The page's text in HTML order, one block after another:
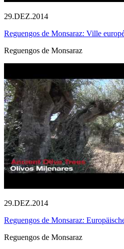
29.DEZ.2014
Reguengos de Monsaraz: Ville
Reguengos de Monsaraz
29.DEZ.2014
Reguengos de Monsaraz:
Reguengos de Monsaraz